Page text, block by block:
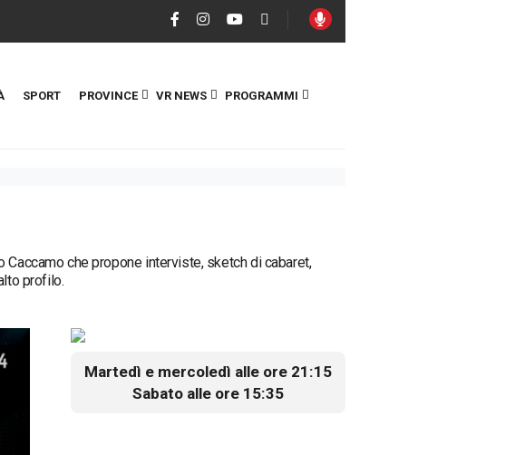
SPORT PROVINCE VR NEWS PROGRAMMI
che propone interviste, sketch di cabaret,
profilo.
Martedì e mercoledì alle ore 21:15
Sabato alle ore 15:35